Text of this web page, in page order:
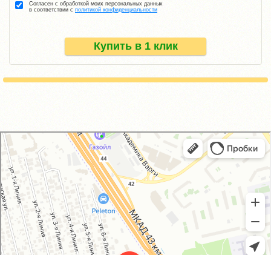
Купить в 1 клик
Согласен с обработкой моих персональных данных
в соответствии с политикой конфиденциальности
GM-City&VAG-Repair
Автосервис, автотехцентр в Москве
Магазин автозапчастей и автотоваров в Москве